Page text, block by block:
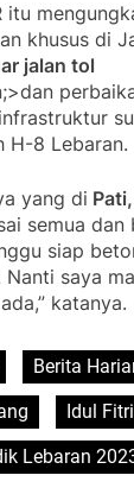
itu
khusus di
jalan tol
H-8 Lebaran.
yang di
semua dan
siap
saya
katanya.
Berita
Idul
Lebaran